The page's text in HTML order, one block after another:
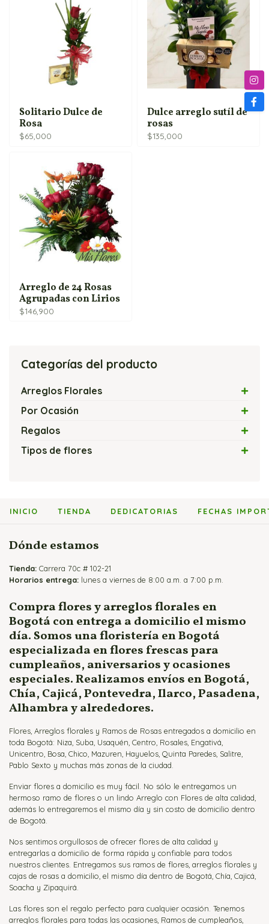
Solitario Dulce de
Rosa
$65,000
Dulce arreglo sutíl de
rosas
$135,000
Arreglo de 24 Rosas
Agrupadas con Lirios
$146,900
Categorías del producto
Arreglos Florales
Arreglos con Flores Exóticas
Arreglos Florales con Velas
Arreglos Florales Modernos
Jarrones y Floreros de Rosas
Por Ocasión
Amor
Amor y Amistad
Arreglos Florales para Mamá
Arreglos para Hombres
Flores Fúnebres
Flores para Matrimonio
Flores para Nacimientos
Ramos para Aniversario
Regalos
Flores y Chocolates
Tipos de flores
Arreglos con Orquídeas
INICIO TIENDA DEDICATORIAS FECHAS
Dónde estamos
Tienda: Carrera 70c # 102-21
Horarios entrega: lunes a viernes de 8:00 a.m. a 7:00 p.m.
Compra flores y arreglos florales en
Bogotá con entrega a domicilio el mismo
día. Somos una floristería en Bogotá
especializada en flores frescas para
cumpleaños, aniversarios y ocasiones
especiales. Realizamos envíos en Bogotá,
Chía, Cajicá, Pontevedra, Ilarco, Pasadena,
Alhambra y alrededores.
Flores, Arreglos florales y Ramos de Rosas entregados a domicilio en
toda Bogotá: Niza, Suba, Usaquén, Centro, Rosales, Engativá,
Unicentro, Bosa, Chico, Mazuren, Hayuelos, Quinta Paredes, Salitre,
Pablo Sexto y muchas más zonas de la ciudad.
Enviar flores a domicilio es muy fácil. No sólo le entregamos un
hermoso ramo de flores o un lindo Arreglo con Flores de alta calidad,
además lo entregaremos el mismo día y sin costo de domicilio dentro
de Bogotá.
Nos sentimos orgullosos de ofrecer flores de alta calidad y
entregarlas a domicilio de forma rápida y confiable para todos
nuestros clientes. Entregamos sus ramos de flores, arreglos florales y
cajas de rosas a domicilio, el mismo día dentro de Bogotá, Chía, Cajicá,
Soacha y Zipaquirá.
Las flores son el regalo perfecto para cualquier ocasión. Tenemos
arreglos florales para todas las ocasiones, Ramos de cumpleaños,